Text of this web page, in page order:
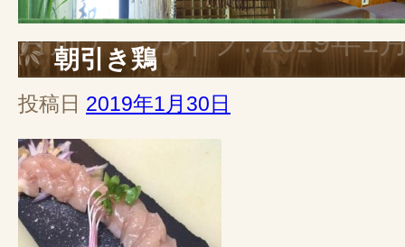
月別アーカイブ:2019年1
朝引き鶏
投稿日 2019年1月30日